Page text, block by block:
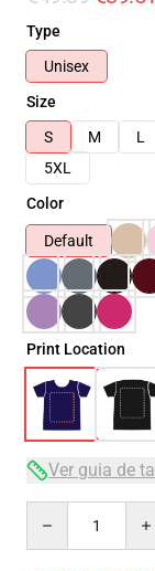
Type
Unisex
Size
S
M L
5XL
Color
Default
Print Location
Ver guia de